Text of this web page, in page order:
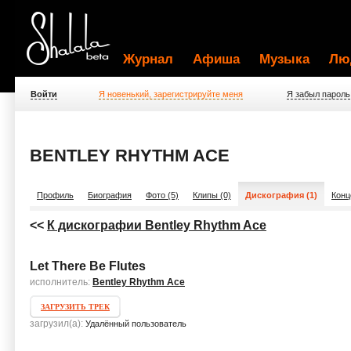
Журнал Афиша Музыка
Войти Я новенький, зарегистрируйте меня Я забыл пароль
BENTLEY RHYTHM ACE
Профиль Биография Фото (5) Клипы (0) Дискография (1)
<< К дискографии Bentley Rhythm Ace
Let There Be Flutes
исполнитель: Bentley Rhythm Ace
ЗАГРУЗИТЬ ТРЕК
загрузил(а): Удалённый пользователь